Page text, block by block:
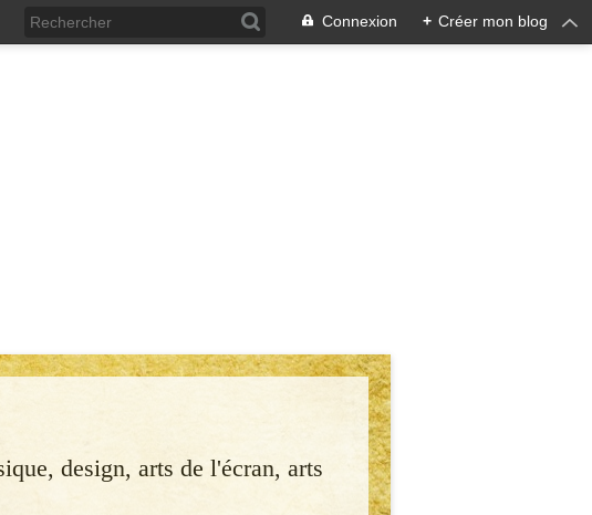
Connexion + Créer mon blog
design, arts de l'écran, arts